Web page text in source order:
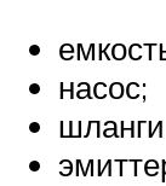
насос;